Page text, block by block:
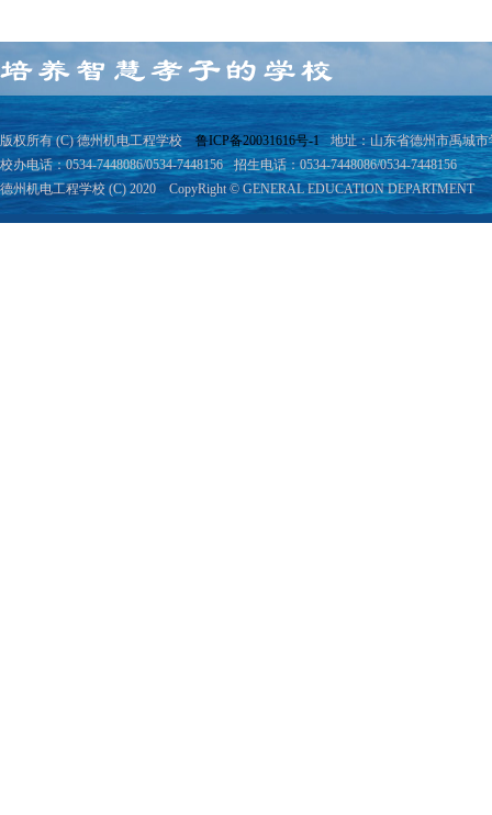
版权所有 (C) 德州机电工程学校鲁ICP备20031616号-1
地址：山东省德州市禹城
校办电话：0534-7448086/0534-7448156
招生电话：0534-7448086/0534-7448156
德州机电工程学校 (C) 2020 CopyRight © GENERAL EDUCATION DEPARTMENT